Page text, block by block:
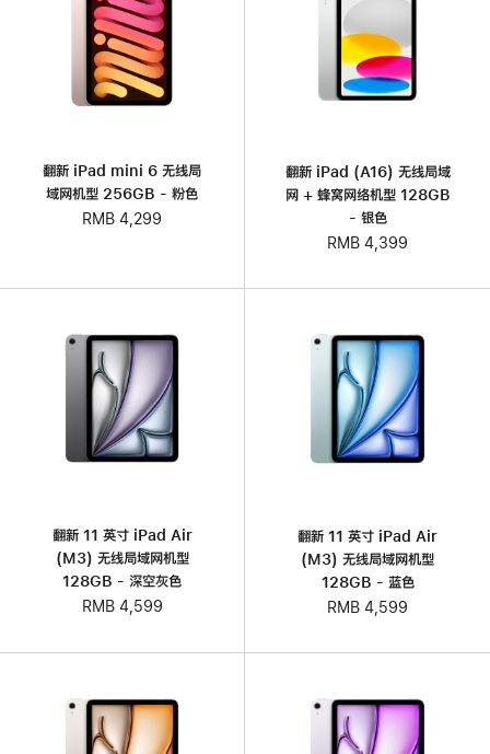
翻新 iPad mini 6 无线局
域网机型 256GB - 粉色
RMB 4,299
翻新 iPad (A16) 无线局域
网 + 蜂窝网络机型 128GB
- 银色
RMB 4,399
翻新 11 英寸 iPad Air
(M3) 无线局域网机型
128GB - 深空灰色
RMB 4,599
翻新 11 英寸 iPad Air
(M3) 无线局域网机型
128GB - 蓝色
RMB 4,599